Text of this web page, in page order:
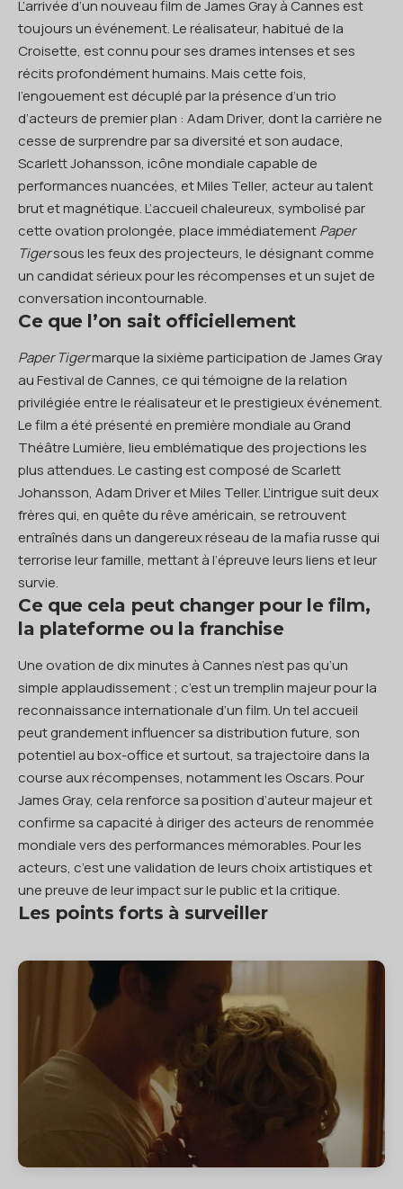
L’arrivée d’un nouveau film de James Gray à Cannes est
toujours un événement. Le réalisateur, habitué de la
Croisette, est connu pour ses drames intenses et ses
récits profondément humains. Mais cette fois,
l’engouement est décuplé par la présence d’un trio
d’acteurs de premier plan : Adam Driver, dont la carrière ne
cesse de surprendre par sa diversité et son audace,
Scarlett Johansson, icône mondiale capable de
performances nuancées, et Miles Teller, acteur au talent
brut et magnétique. L’accueil chaleureux, symbolisé par
cette ovation prolongée, place immédiatementPaper
Tigersous les feux des projecteurs, le désignant comme
un candidat sérieux pour les récompenses et un sujet de
conversation incontournable.
Ce que l’on sait officiellement
Paper Tigermarque la sixième participation de James Gray
au Festival de Cannes, ce qui témoigne de la relation
privilégiée entre le réalisateur et le prestigieux événement.
Le film a été présenté en première mondiale au Grand
Théâtre Lumière, lieu emblématique des projections les
plus attendues. Le casting est composé de Scarlett
Johansson, Adam Driver et Miles Teller. L’intrigue suit deux
frères qui, en quête du rêve américain, se retrouvent
entraînés dans un dangereux réseau de la mafia russe qui
terrorise leur famille, mettant à l’épreuve leurs liens et leur
survie.
Ce que cela peut changer pour le film,
la plateforme ou la franchise
Une ovation de dix minutes à Cannes n’est pas qu’un
simple applaudissement ; c’est un tremplin majeur pour la
reconnaissance internationale d’un film. Un tel accueil
peut grandement influencer sa distribution future, son
potentiel au box-office et surtout, sa trajectoire dans la
course aux récompenses, notamment les Oscars. Pour
James Gray, cela renforce sa position d’auteur majeur et
confirme sa capacité à diriger des acteurs de renommée
mondiale vers des performances mémorables. Pour les
acteurs, c’est une validation de leurs choix artistiques et
une preuve de leur impact sur le public et la critique.
Les points forts à surveiller